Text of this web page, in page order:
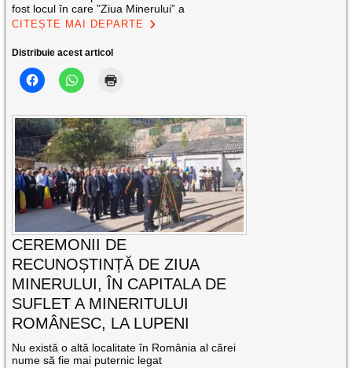
fost locul în care ”Ziua Minerului” a
CITEȘTE MAI DEPARTE
Distribuie acest articol
CEREMONII DE
RECUNOȘTINȚĂ DE ZIUA
MINERULUI, ÎN CAPITALA DE
SUFLET A MINERITULUI
ROMÂNESC, LA LUPENI
Nu există o altă localitate în România al cărei
nume să fie mai puternic legat